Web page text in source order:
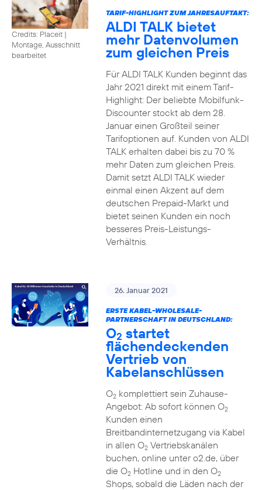
Credits: Placeit |
Montage, Ausschnitt
bearbeitet
TARIF-HIGHLIGHT ZUM JAHRESAUFTAKT:
ALDI TALK bietet
mehr Datenvolumen
zum gleichen Preis
Für ALDI TALK Kunden beginnt das
Jahr 2021 direkt mit einem Tarif-
Highlight: Der beliebte Mobilfunk-
Discounter stockt ab dem 28.
Januar einen Großteil seiner
Tarifoptionen auf. Kunden von ALDI
TALK erhalten dabei bis zu 70 %
mehr Daten zum gleichen Preis.
Damit setzt ALDI TALK wieder
einmal einen Akzent auf dem
deutschen Prepaid-Markt und
bietet seinen Kunden ein noch
besseres Preis-Leistungs-
Verhältnis.
26. Januar 2021
ERSTE KABEL-WHOLESALE-
PARTNERSCHAFT IN DEUTSCHLAND:
O2 startet
flächendeckenden
Vertrieb von
Kabelanschlüssen
O2komplettiert sein Zuhause-
Angebot: Ab sofort können O2
Kunden einen
Breitbandinternetzugang via Kabel
in allen O2Vertriebskanälen
buchen, online unter o2.de, über
die O2Hotline und in den O2
Shops, sobald die Läden nach der